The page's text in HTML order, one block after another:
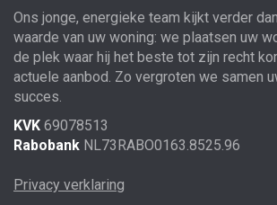
Ons jonge, energieke team kijkt verder
waarde van uw woning: we plaatsen uw
de plek waar hij het beste tot zijn recht
actuele aanbod. Zo vergroten we samen
succes.
KVK 69078513
Rabobank NL73RABO0163.8525.96
Privacy verklaring